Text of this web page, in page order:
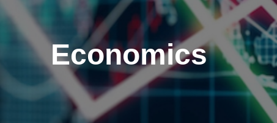
Economics